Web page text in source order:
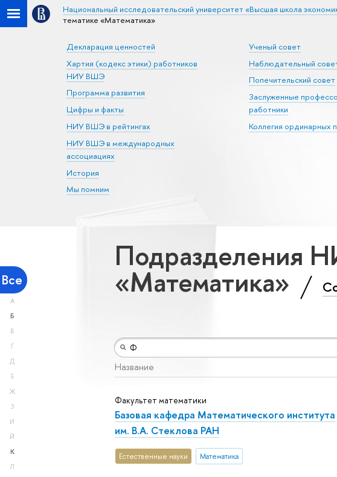
Национальный исследовательский университет «Высшая школа
тематике «Математика»
Декларация ценностей
Хартия (кодекс этики) работников
НИУ ВШЭ
Программа развития
Цифры и факты
НИУ ВШЭ в рейтингах
НИУ ВШЭ в международных
ассоциациях
История
Мы помним
Ученый совет
Наблюдательный
Попечительский совет
Заслуженные
работники
Коллегия ординарных
Все
А
Б
В
Г
Д
Е
Ж
З
И
Й
К
Л
Подразделения
«Математика»
Название
Факультет математики
Базовая кафедра Математического института
им. В.А. Стеклова РАН
Естественные науки Математика